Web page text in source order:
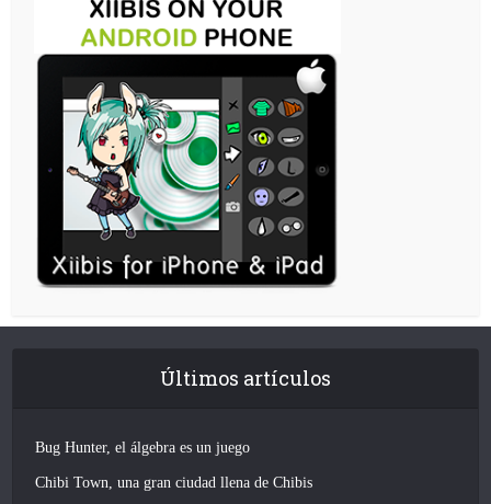
Últimos artículos
Bug Hunter, el álgebra es un juego
Chibi Town, una gran ciudad llena de Chibis